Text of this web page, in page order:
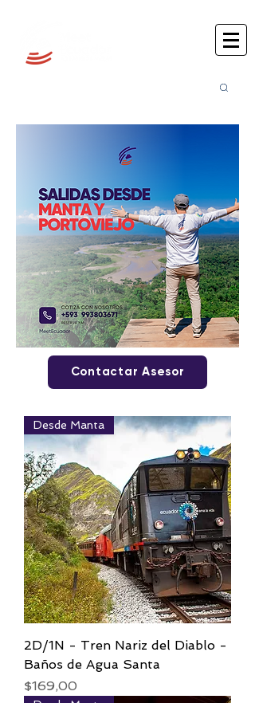
Contactar Asesor
Desde Manta
2D/1N - Tren Nariz del Diablo -
Baños de Agua Santa
Precio
$169,00